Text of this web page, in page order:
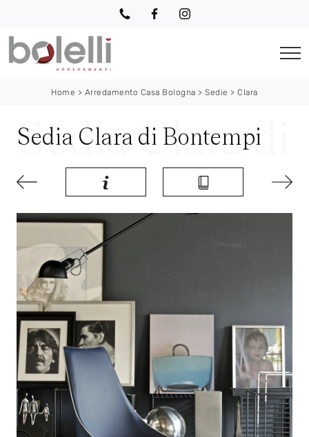
Home > Arredamento Casa Bologna >Sedie >Clara
Sedia Clara di Bontempi